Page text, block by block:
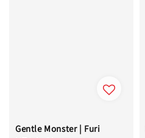
Gentle Monster | Furi